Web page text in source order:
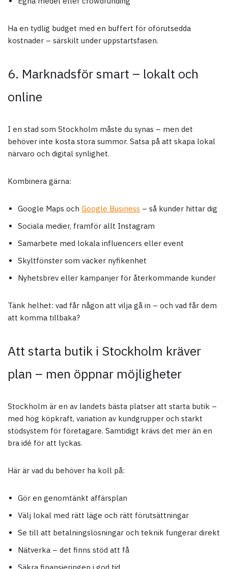
Ha en tydlig budget med en buffert för oförutsedda
kostnader – särskilt under uppstartsfasen.
6. Marknadsför smart – lokalt och
online
I en stad som Stockholm måste du synas – men det
behöver inte kosta stora summor. Satsa på att skapa lokal
närvaro och digital synlighet.
Kombinera gärna:
Google Maps och Google Business – så kunder hittar dig
Sociala medier, framför allt Instagram
Samarbete med lokala influencers eller event
Skyltfönster som väcker nyfikenhet
Nyhetsbrev eller kampanjer för återkommande kunder
Tänk helhet: vad får någon att vilja gå in – och vad får dem
att komma tillbaka?
Att starta butik i Stockholm kräver
plan – men öppnar möjligheter
Stockholm är en av landets bästa platser att starta butik –
med hög köpkraft, variation av kundgrupper och starkt
stödsystem för företagare. Samtidigt krävs det mer än en
bra idé för att lyckas.
Här är vad du behöver ha koll på:
Gör en genomtänkt affärsplan
Välj lokal med rätt läge och rätt förutsättningar
Se till att betalningslösningar och teknik fungerar direkt
Nätverka – det finns stöd att få